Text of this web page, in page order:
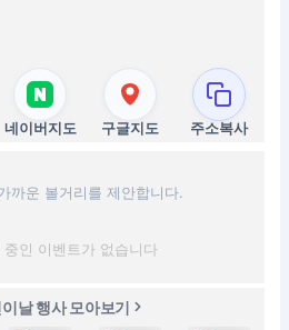
네이버지도 구글지도 주소복사
까운 볼거리를 제안합니다.
중인 이벤트가 없습니다
날 행사 모아보기